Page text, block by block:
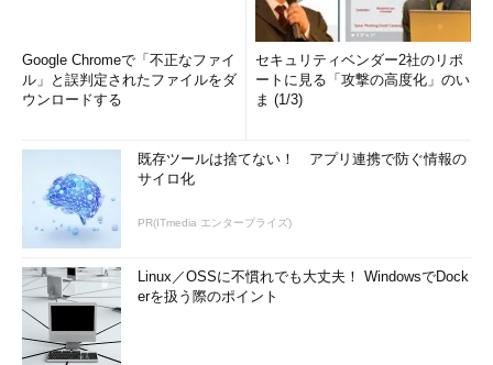
Google Chromeで「不正なファイ
ル」と誤判定されたファイルをダ
ウンロードする
セキュリティベンダー2社のリポ
ートに見る「攻撃の高度化」のい
ま (1/3)
既存ツールは捨てない！ アプリ連携で防ぐ情報の
サイロ化
PR(ITmedia エンタープライズ)
Linux／OSSに不慣れでも大丈夫！ WindowsでDock
erを扱う際のポイント